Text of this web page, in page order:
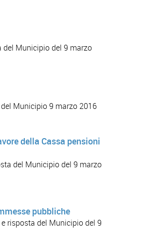
del Municipio del 9 marzo
Municipio 9 marzo 2016
della Cassa pensioni
del Municipio del 9 marzo
pubbliche
risposta del Municipio del 9